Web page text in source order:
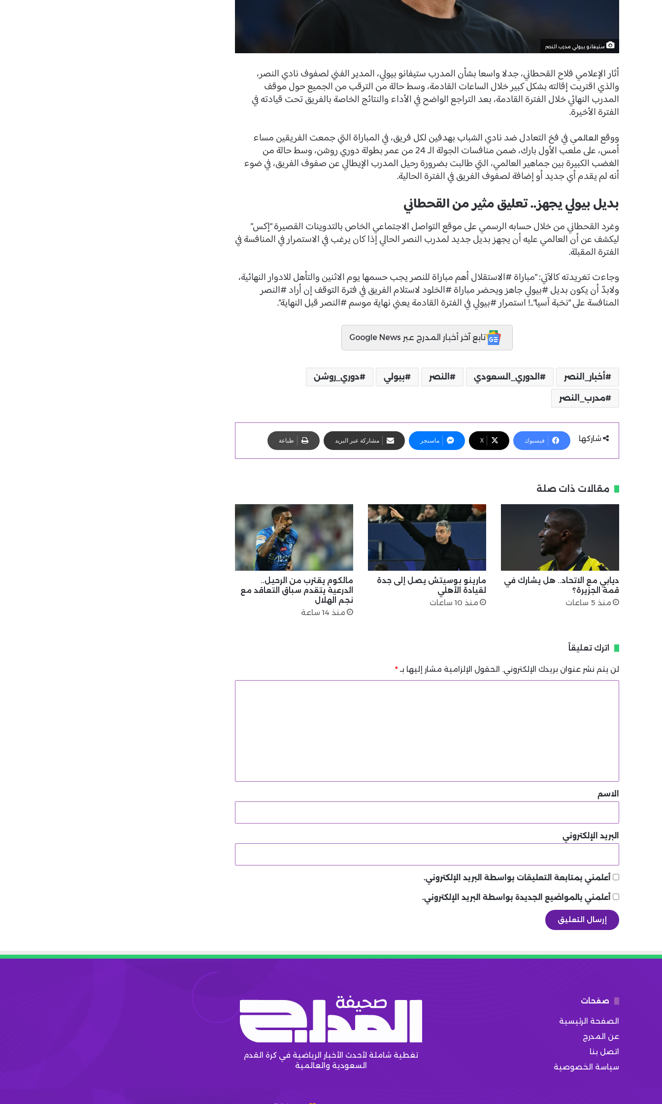
ستيفانو بيولي مدرب النصر
أثار الإعلامي فلاح القحطاني، جدلا واسعا بشأن المدرب ستيفانو بيولي، المدير الفني لصفوف نادي النصر،
والذي اقتربت إقالته بشكل كبير خلال الساعات القادمة، وسط حالة من الترقب من الجميع حول موقف
المدرب النهائي خلال الفترة القادمة، بعد التراجع الواضح في الأداء والنتائج الخاصة بالفريق تحت قيادته في
الفترة الأخيرة.
ووقع العالمي في فخ التعادل ضد نادي الشباب بهدفين لكل فريق، في المباراة التي جمعت الفريقين مساء
أمس، على ملعب الأول بارك، ضمن منافسات الجولة الـ 24 من عمر بطولة دوري روشن، وسط حالة من
الغضب الكبيرة بين جماهير العالمي، التي طالبت بضرورة رحيل المدرب الإيطالي عن صفوف الفريق، في ضوء
أنه لم يقدم أي جديد أو إضافة لصفوف الفريق في الفترة الحالية.
بديل بيولي يجهز.. تعليق مثير من القحطاني
وغرد القحطاني من خلال حسابه الرسمي على موقع التواصل الاجتماعي الخاص بالتدوينات القصيرة “إكس”
ليكشف عن أن العالمي عليه أن يجهز بديل جديد لمدرب النصر الحالي إذا كان يرغب في الاستمرار في المنافسة في
الفترة المقبلة.
وجاءت تغريدته كالآتي: “مباراة #الاستقلال أهم مباراة للنصر يجب حسمها يوم الاثنين والتأهل للادوار النهائية،
ولابدّ أن يكون بديل #بيولي جاهز ويحضر مباراة #الخلود لاستلام الفريق في فترة التوقف إن أراد #النصر
المنافسة على “نخبة آسيا”..! استمرار #بيولي في الفترة القادمة يعني نهاية موسم #النصر قبل النهاية”.
تابع آخر أخبار المدرج عبر Google News
أخبار_النصر الدوري_السعودي النصر بيولي دوري_روشن
مدرب_النصر
شاركها فيسبوك X ماسنجر مشاركة عبر البريد طباعة
مقالات ذات صلة
ديابي مع الاتحاد.. هل يشارك في
قمة الجزيرة؟
منذ 5 ساعات
مارينو بوسيتش يصل إلى جدة
لقيادة الأهلي
منذ 10 ساعات
مالكوم يقترب من الرحيل..
الدرعية يتقدم سباق التعاقد مع
نجم الهلال
منذ 14 ساعة
اترك تعليقاً
لن يتم نشر عنوان بريدك الإلكتروني. الحقول الإلزامية مشار إليها بـ *
*الاسم
البريد الإلكتروني
أعلمني بمتابعة التعليقات بواسطة البريد الإلكتروني.
أعلمني بالمواضيع الجديدة بواسطة البريد الإلكتروني.
صفحات
الصفحة الرئيسية
عن المدرج
اتصل بنا
سياسة الخصوصية
تغطية شاملة لأحدث الأخبار الرياضية في كرة القدم
السعودية والعالمية